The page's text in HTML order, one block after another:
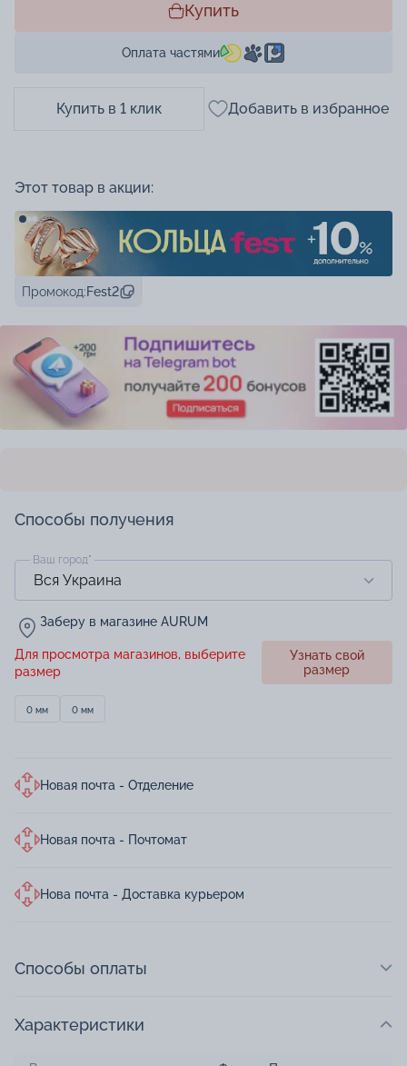
Купить
Оплата частями
Купить в 1 клик Добавить в избранное
Этот товар в акции:
Промокод:Fest2
Способы получения
Ваш город*
Заберу в магазине AURUM
Для просмотра магазинов, выберите
размер
Узнать свой
размер
0 мм 0 мм
Новая почта - Отделение
Новая почта - Почтомат
Нова почта - Доставка курьером
Способы оплаты
Характеристики